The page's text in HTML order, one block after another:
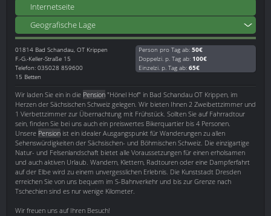
Internetseite
Geografische Lage
01814 Bad Schandau, OT Krippen
F.-G.-Keller-Straße 15
Telefon: 035028 859600
15 Betten
Person pro Tag ab: 50€
Doppelzi. p. Tag ab: 100€
Einzelzi. p. Tag ab: 65€
Wir laden Sie ein in die Pension "Hönel Hof" in Bad Schandau OT Krippen, im
Herzen der Sächsischen Schweiz gelegen. Wir bieten Ihnen 2 Zweibettzimmer und
1 Vierbettzimmer zur Übernachtung mit Frühstück. Sollten Sie auf Fahrradtour
sein, finden Sie bei uns auch ein preiswertes Bikerquartier bis 4 Personen.
Unsere Pension ist ein idealer Ausgangspunkt für Wanderungen zu allen
Sehenswürdigkeiten der Sächsischen- und Böhmischen Schweiz. Die einzigartige
Natur- und Felsenlandschaft bietet alle Voraussetzungen für einen erholsamen
und auch aktiven Urlaub. Wandern, Klettern, Radtouren oder eine Dampferfahrt
auf der Elbe wird zu einem unvergesslichen Erlebnis. Die Kunststadt Dresden
erreichen Sie von uns bequem im S-Bahnverkehr und bis zur Grenze nach
Tschechien sind es nur wenige Kilometer.
Wir freuen uns auf Ihren Besuch!